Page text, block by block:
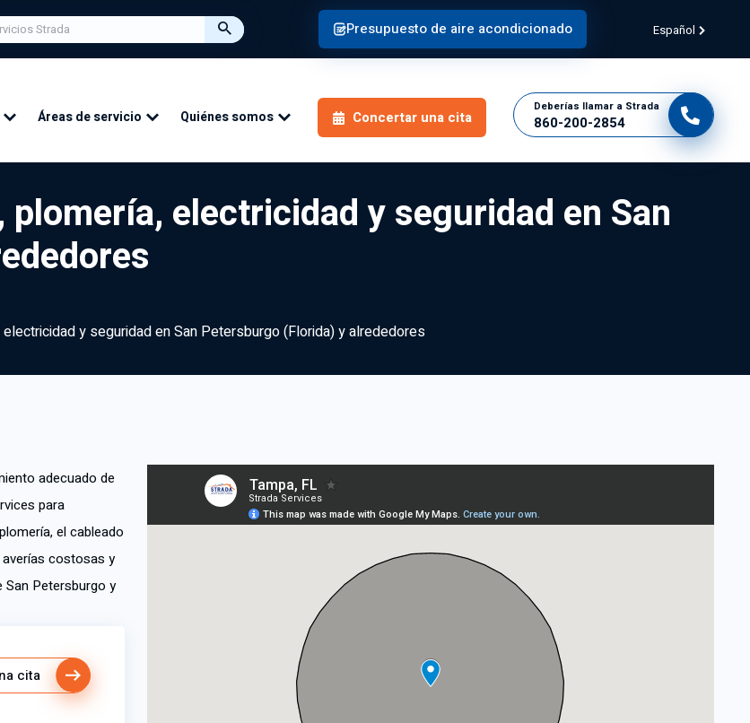
Presupuesto de aire acondicionado Español
Áreas de servicio Quiénes somos Concertar una cita
Deberías llamar a Strada
860-200-2854
electricidad y seguridad en San
y seguridad en San Petersburgo (Florida) y alrededores
adecuado de
para
el cableado
costosas y
San Petersburgo y
cita